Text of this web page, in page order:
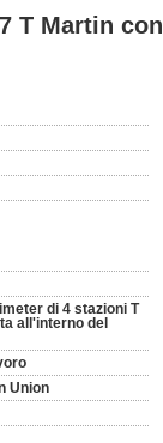
T Martin con
di 4 stazioni T
all'interno del
Union